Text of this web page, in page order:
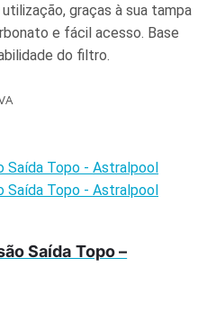
graças à sua tampa
e fácil acesso. Base
do filtro.
Saída Topo –